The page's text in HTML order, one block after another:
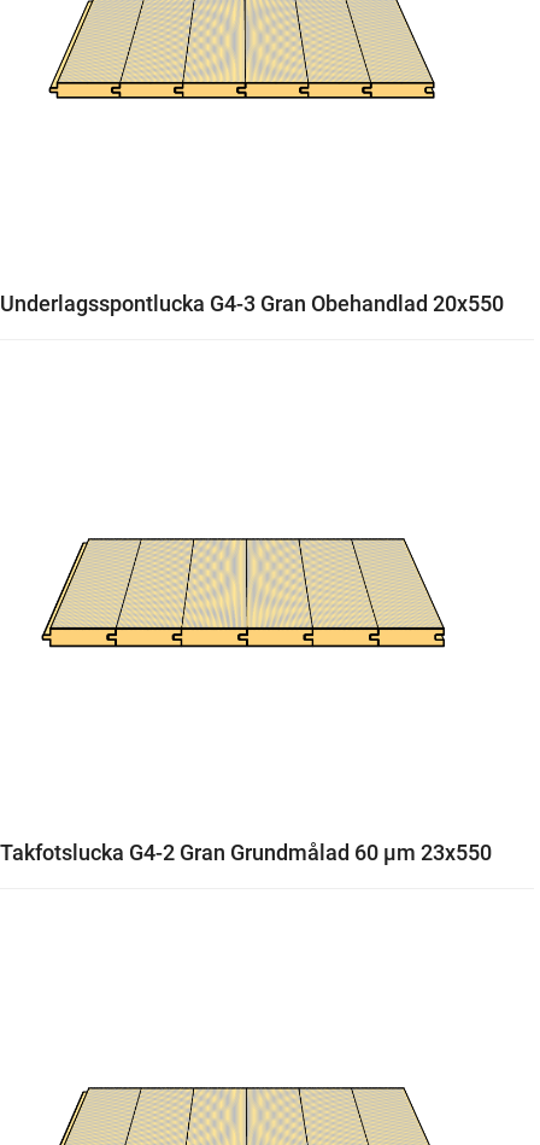
Underlagsspontlucka G4-3 Gran Obehandlad 20x550
Takfotslucka G4-2 Gran Grundmålad 60 µm 23x550